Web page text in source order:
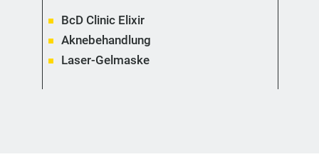
BcD Clinic Elixir
Aknebehandlung
Laser-Gelmaske